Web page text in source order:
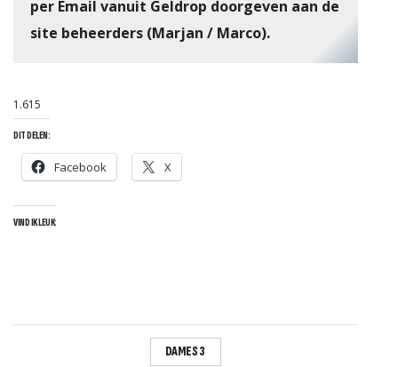
per Email vanuit Geldrop doorgeven aan de
site beheerders (Marjan / Marco).
1.615
DIT DELEN:
Facebook X
VIND IK LEUK:
DAMES 3